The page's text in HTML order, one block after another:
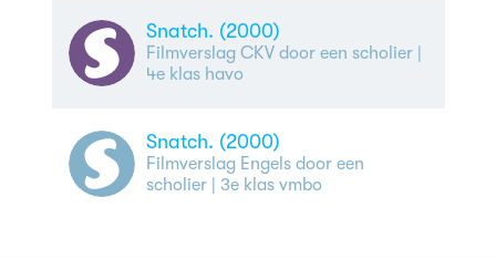
Snatch. (2000)
Filmverslag CKV door een scholier|
4e klas havo
Snatch. (2000)
Filmverslag Engels door een
scholier| 3e klas vmbo